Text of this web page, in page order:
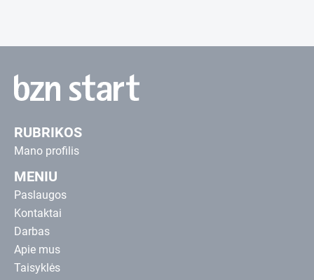
RUBRIKOS
Mano profilis
MENIU
Paslaugos
Kontaktai
Darbas
Apie mus
Taisyklės